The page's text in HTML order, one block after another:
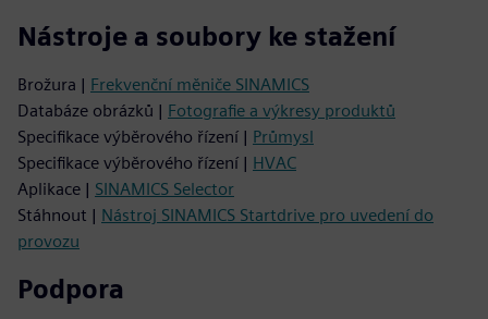
Nástroje a soubory ke stažení
Brožura | Frekvenční měniče SINAMICS
Databáze obrázků | Fotografie a výkresy produktů
Specifikace výběrového řízení | Průmysl
Specifikace výběrového řízení | HVAC
Aplikace | SINAMICS Selector
Stáhnout | Nástroj SINAMICS Startdrive pro uvedení do
provozu
Podpora